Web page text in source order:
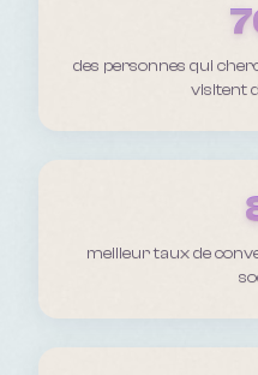
des personnes qui
visitent
meilleur taux de